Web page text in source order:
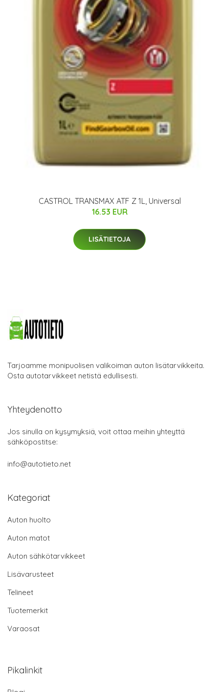
CASTROL TRANSMAX ATF Z 1L, Universal
16.53 EUR
LISÄTIETOJA
Tarjoamme monipuolisen valikoiman auton lisätarvikkeita.
Osta autotarvikkeet netistä edullisesti.
Yhteydenotto
Jos sinulla on kysymyksiä, voit ottaa meihin yhteyttä
sähköpostitse:
info@autotieto.net
Kategoriat
Auton huolto
Auton matot
Auton sähkötarvikkeet
Lisävarusteet
Telineet
Tuotemerkit
Varaosat
Pikalinkit